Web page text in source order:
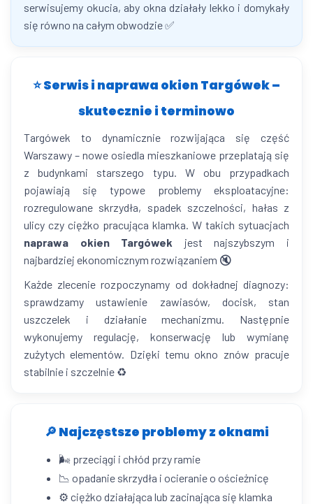
serwisujemy okucia, aby okna działały lekko i domykały
się równo na całym obwodzie ✅
⭐ Serwis i naprawa okien Targówek –
skutecznie i terminowo
Targówek to dynamicznie rozwijająca się część
Warszawy – nowe osiedla mieszkaniowe przeplatają się
z budynkami starszego typu. W obu przypadkach
pojawiają się typowe problemy eksploatacyjne:
rozregulowane skrzydła, spadek szczelności, hałas z
ulicy czy ciężko pracująca klamka. W takich sytuacjach
naprawa okien Targówek jest najszybszym i
najbardziej ekonomicznym rozwiązaniem 🔇
Każde zlecenie rozpoczynamy od dokładnej diagnozy:
sprawdzamy ustawienie zawiasów, docisk, stan
uszczelek i działanie mechanizmu. Następnie
wykonujemy regulację, konserwację lub wymianę
zużytych elementów. Dzięki temu okno znów pracuje
stabilnie i szczelnie ♻️
🔎 Najczęstsze problemy z oknami
🌬️ przeciągi i chłód przy ramie
📉 opadanie skrzydła i ocieranie o ościeżnicę
⚙️ ciężko działająca lub zacinająca się klamka